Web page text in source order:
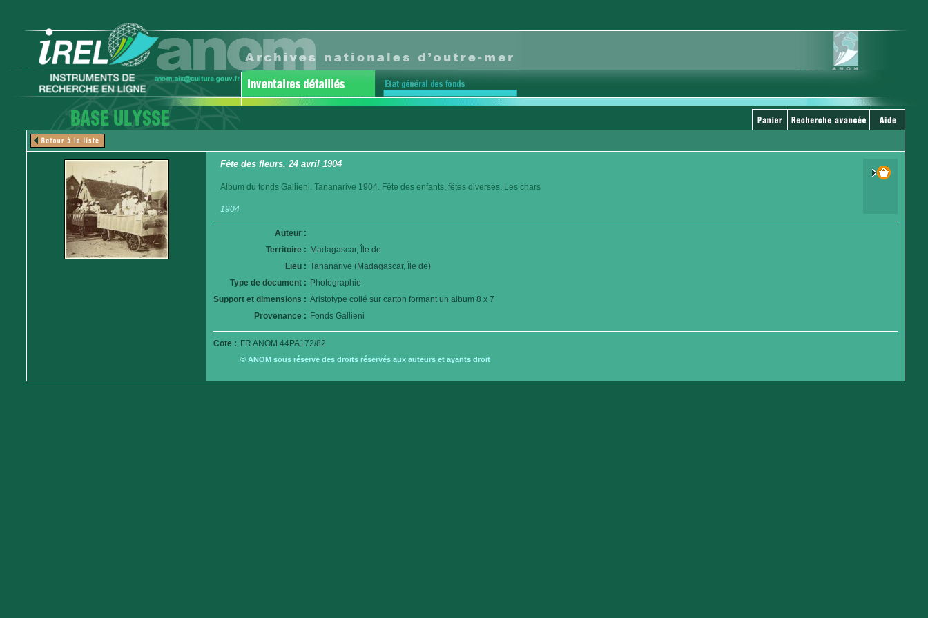
Fête des fleurs. 24 avril 1904
Album du fonds Gallieni. Tananarive 1904. Fête des enfants, fêtes diverses. Les chars
1904
Auteur :
Territoire : Madagascar, Île de
Lieu : Tananarive (Madagascar, Île de)
Type de document : Photographie
Support et dimensions : Aristotype collé sur carton formant un album 8 x 7
Provenance : Fonds Gallieni
Cote : FR ANOM 44PA172/82
© ANOM sous réserve des droits réservés aux auteurs et ayants droit